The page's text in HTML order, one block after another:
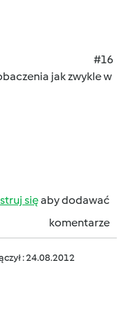
#16
jak zwykle w
sięaby dodawać
komentarze
: 24.08.2012